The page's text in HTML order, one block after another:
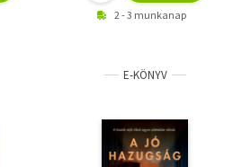
2 - 3 munkanap
E-KÖNYV